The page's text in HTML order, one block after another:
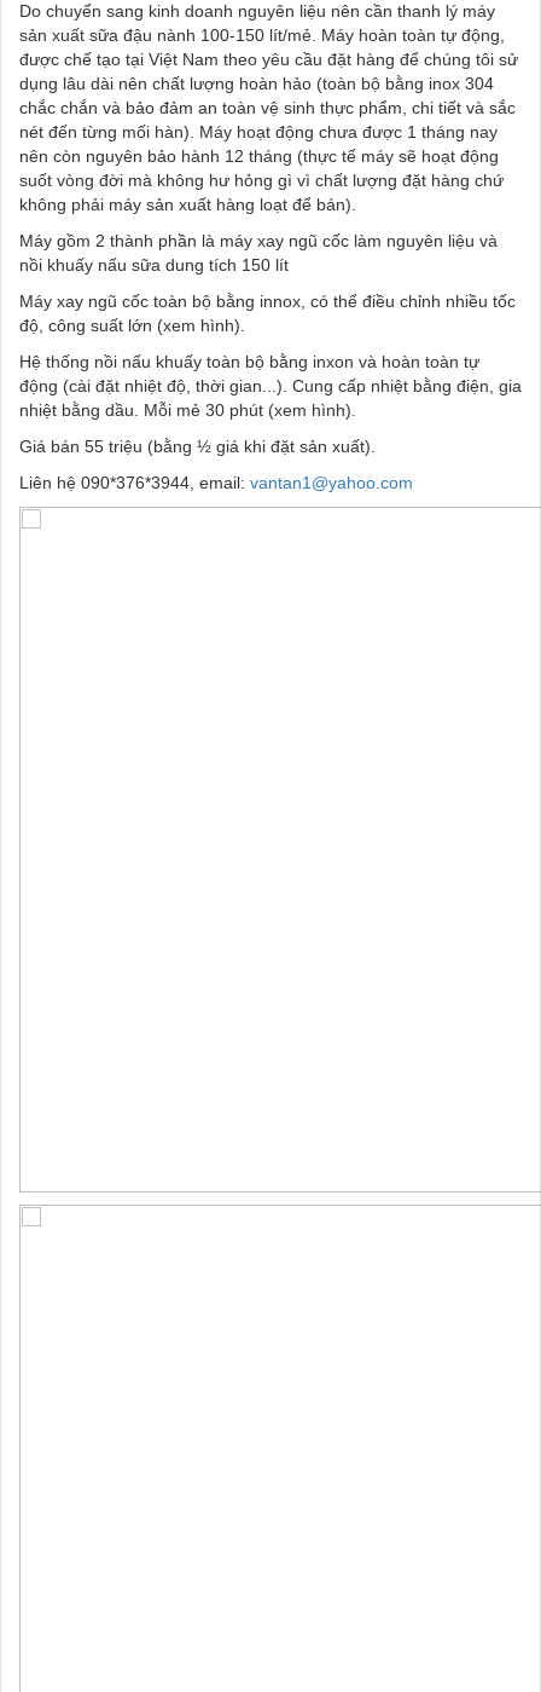
Do chuyển sang kinh doanh nguyên liệu nên cần thanh lý máy
sản xuất sữa đậu nành 100-150 lít/mẻ. Máy hoàn toàn tự động,
được chế tạo tại Việt Nam theo yêu cầu đặt hàng để chúng tôi sử
dụng lâu dài nên chất lượng hoàn hảo (toàn bộ bằng inox 304
chắc chắn và bảo đảm an toàn vệ sinh thực phẩm, chi tiết và sắc
nét đến từng mối hàn). Máy hoạt động chưa được 1 tháng nay
nên còn nguyên bảo hành 12 tháng (thực tế máy sẽ hoạt động
suốt vòng đời mà không hư hỏng gì vì chất lượng đặt hàng chứ
không phải máy sản xuất hàng loạt để bán).
Máy gồm 2 thành phần là máy xay ngũ cốc làm nguyên liệu và
nồi khuấy nấu sữa dung tích 150 lít
Máy xay ngũ cốc toàn bộ bằng innox, có thể điều chỉnh nhiều tốc
độ, công suất lớn (xem hình).
Hệ thống nồi nấu khuấy toàn bộ bằng inxon và hoàn toàn tự
động (cài đặt nhiệt độ, thời gian...). Cung cấp nhiệt bằng điện, gia
nhiệt bằng dầu. Mỗi mẻ 30 phút (xem hình).
Giá bán 55 triệu (bằng ½ giá khi đặt sản xuất).
Liên hệ 090*376*3944, email: vantan1@yahoo.com